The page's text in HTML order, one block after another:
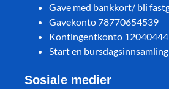
Gave med bankkort/ bli
Gavekonto 78770654539
Kontingentkonto
Start en
Sosiale medier